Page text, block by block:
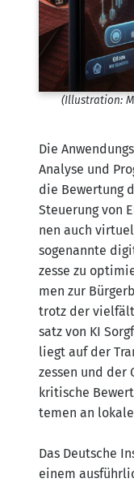
(Illus­tra­ti­on:
Die
Ana­ly­se und
die Bewer­tung
Steue­rung von
nen auch
soge­nann­te
zes­se zu
men zur
trotz der
satz von KI
liegt auf der
zes­sen und der
kri­ti­sche
te­men an
Das Deut­sche
einem